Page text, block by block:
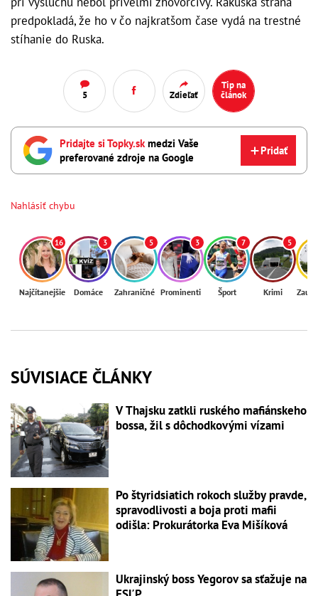
predpokladá, že ho v čo najkratšom čase vydá na trestné
stíhanie do Ruska.
5 Zdieľať
Tip na
článok
Pridajte si Topky.skmedzi Vaše
preferované zdroje na Google
Pridať
Nahlásiť chybu
16
Najčítanejšie
3
Domáce
5
Zahraničné
3
Prominenti
7
Šport
5
Krimi
SÚVISIACE ČLÁNKY
V Thajsku zatkli ruského mafiánskeho
bossa, žil s dôchodkovými vízami
Po štyridsiatich rokoch služby pravde,
spravodlivosti a boja proti mafii
odišla: Prokurátorka Eva Mišíková
Ukrajinský boss Yegorov sa sťažuje na